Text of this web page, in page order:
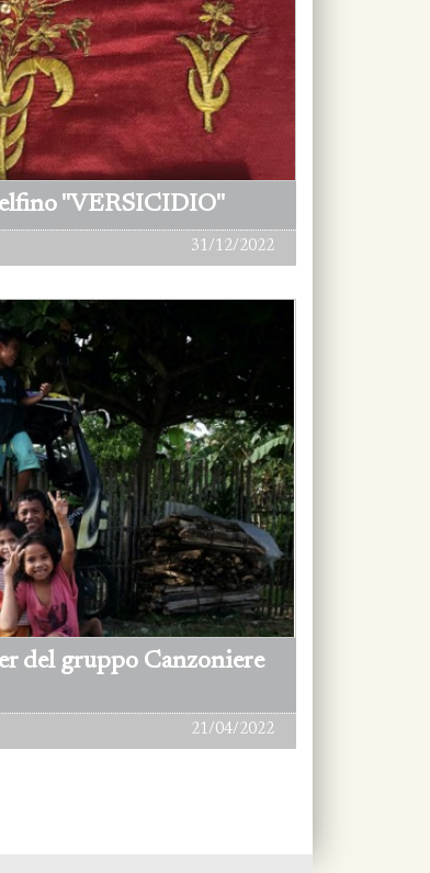
"VERSICIDIO"
31/12/2022
del gruppo Canzoniere
21/04/2022